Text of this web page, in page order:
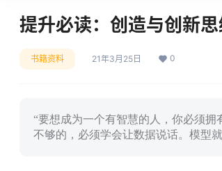
提升必读：创造与创新思
书籍资料 21年3月25日 0
“要想成为一个有智慧的人，你必须
不够的，必须学会让数据说话。模型